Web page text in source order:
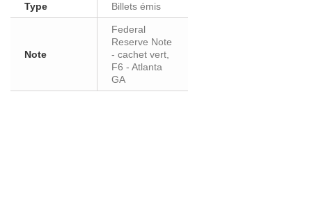
Type Billets émis
Note
Federal
Reserve Note
- cachet vert,
F6 - Atlanta
GA